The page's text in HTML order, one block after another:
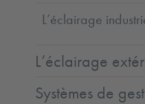
L’éclairage
L’éclairage
Systèmes de